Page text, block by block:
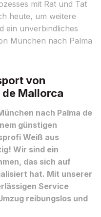
mit Rat und Tat
heute, um weitere
ein unverbindliches
München nach Palma
von
de Mallorca
nach Palma de
günstigen
Weiß aus
Wir sind ein
das sich auf
hat. Mit unserer
Service
reibungslos und